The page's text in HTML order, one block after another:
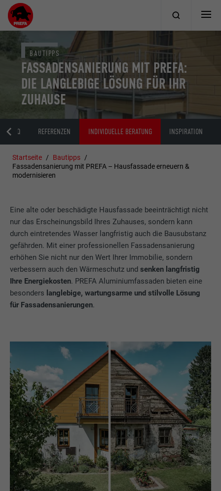
FASSADENSANIERUNG MIT PREFA:
DIE LANGLEBIGE LÖSUNG FÜR IHR
ZUHAUSE
BAUTIPPS
FAQ REFERENZEN INDIVIDUELLE BERATUNG INSPIRATION
Startseite
Bautipps
Fassadensanierung mit PREFA – Hausfassade erneuern &
modernisieren
Eine alte oder beschädigte Hausfassade beeinträchtigt nicht
nur das Erscheinungsbild Ihres Zuhauses, sondern kann
durch eintretendes Wasser langfristig auch die Bausubstanz
gefährden. Mit einer professionellen Fassadensanierung
erhöhen Sie nicht nur den Wert Ihrer Immobilie, sondern
verbessern auch den Wärmeschutz undsenken langfristig
Ihre Energiekosten. PREFA Aluminiumfassaden bieten eine
besonders langlebige, wartungsarme und stilvolle Lösung
für Fassadensanierungen.